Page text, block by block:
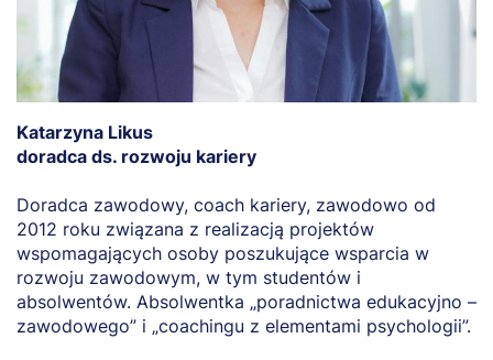
Katarzyna Likus
doradca ds. rozwoju kariery
Doradca zawodowy, coach kariery, zawodowo od
2012 roku związana z realizacją projektów
wspomagających osoby poszukujące wsparcia w
rozwoju zawodowym, w tym studentów i
absolwentów. Absolwentka „poradnictwa edukacyjno –
zawodowego” i „coachingu z elementami psychologii”.